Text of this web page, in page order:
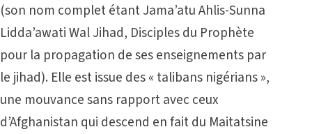
(son nom complet étant Jama’atu Ahlis-Sunna
Lidda’awati Wal Jihad, Disciples du Prophète
pour la propagation de ses enseignements par
le jihad). Elle est issue des « talibans nigérians »,
une mouvance sans rapport avec ceux
d’Afghanistan qui descend en fait du Maitatsine